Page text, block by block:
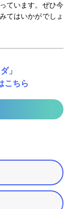
ています。ぜひ今
てはいかがでしょ
」
こちら